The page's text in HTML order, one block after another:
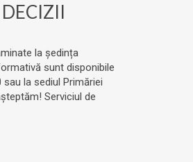
la ședința
sunt disponibile
la sediul Primăriei
Serviciul de